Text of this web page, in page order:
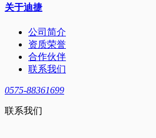
关于迪捷
公司简介
资质荣誉
合作伙伴
联系我们
0575-88361699
联系我们